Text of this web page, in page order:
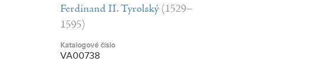
Ferdinand II. Tyrolský (1529–
1595)
Katalogové číslo
VA00738